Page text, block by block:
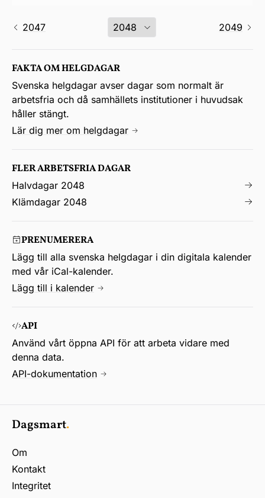
2047 2049
FAKTA OM HELGDAGAR
Svenska helgdagar avser dagar som normalt är
arbetsfria och då samhällets institutioner i huvudsak
håller stängt.
Lär dig mer om helgdagar
FLER ARBETSFRIA DAGAR
Halvdagar 2048
Klämdagar 2048
PRENUMERERA
Lägg till alla svenska helgdagar i din digitala kalender
med vår iCal-kalender.
Lägg till i kalender
API
Använd vårt öppna API för att arbeta vidare med
denna data.
API-dokumentation
Dagsmart.
Om
Kontakt
Integritet